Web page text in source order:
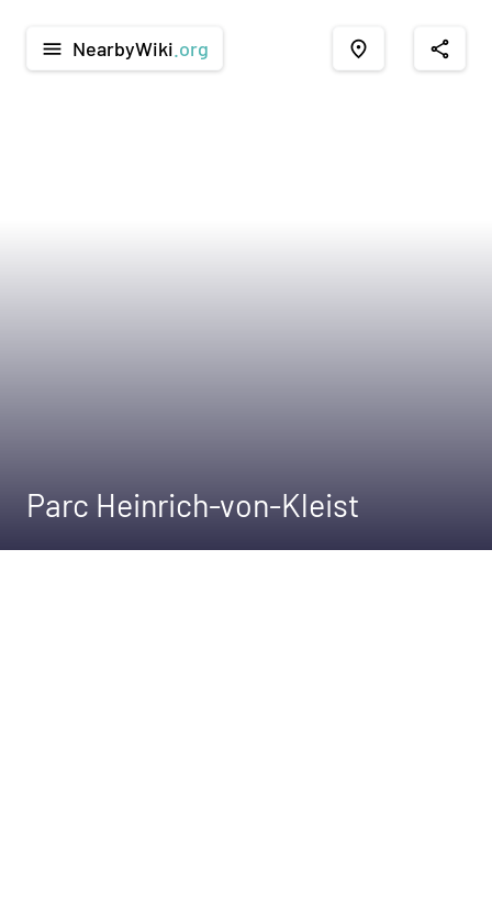
menu NearbyWiki .org place share
Parc Heinrich-von-Kleist